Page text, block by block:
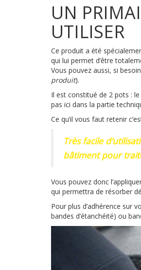
UN
UTILISER
Ce produit a été
qui lui permet d’être
Vous pouvez aussi, si
produit).
Il est constitué de 2 pots :
pas ici dans la partie
Ce qu’il vous faut retenir
Très facile
bâtiment pour
Vous pouvez donc
qui permettra de résorber
Pour plus d’adhérence sur
bandes d’étanchéité) ou